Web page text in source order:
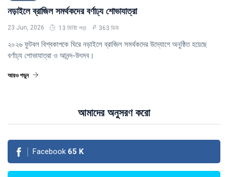
নড়াইলে ব্রাজিল সমর্থকদের বর্ণাঢ্য শোভাযাত্রা
23 Jun, 2026 13 মিনিট পড়া 363 ভিউ
২০২৬ ফুটবল বিশ্বকাপকে ঘিরে নড়াইলে ব্রাজিল সমর্থকদের উদ্যোগে অনুষ্ঠিত হয়েছে
বর্ণাঢ্য শোভাযাত্রা ও আনন্দ-উৎসব।
আরও পড়ুন
আমাদের অনুসরণ করো
Facebook 65 K